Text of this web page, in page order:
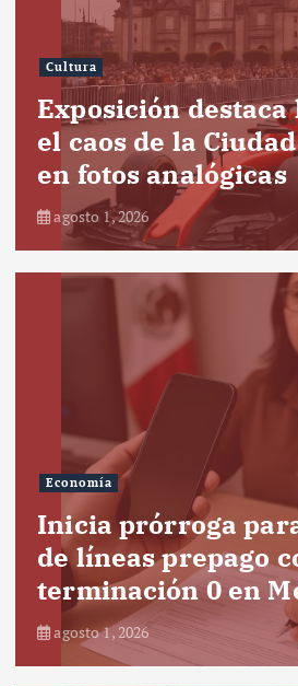
Cultura
Exposición destaca
el caos de la
en fotos analógicas
agosto 1, 2026
Economía
Inicia prórroga
de líneas prepago
terminación 0 en
agosto 1, 2026